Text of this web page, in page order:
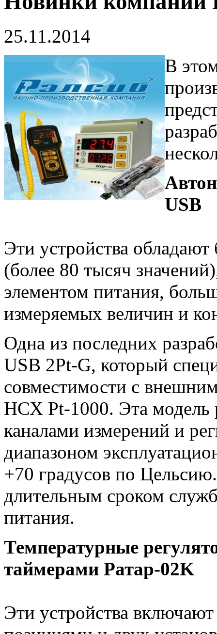
25.11.2014
В
USB
Эти устройства
(более 80 тысяч
элементом питания,
измеряемых величин и
Одна из последних
USB 2Pt-G, который
совместимости с
НСХ Pt-1000. Эта модель
каналами измерений и
диапазоном
+70 градусов по
длительным сроком
питания.
Температурные
таймерами Ратар-02K
Эти устройства